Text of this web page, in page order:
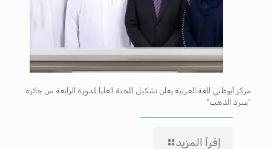
مركز أبوظبي للغة العربية يعلن تشكيل اللجنة العليا للدورة الرابعة من جائزة
“سرد الذهب”
إقرأ المزيد